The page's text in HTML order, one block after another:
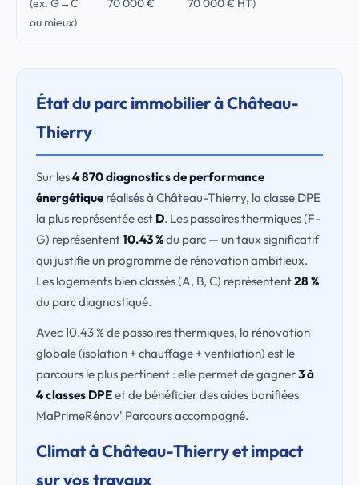
(ex. G→C
ou mieux)
70 000 € 70 000 € HT)
État du parc immobilier à Château-
Thierry
Sur les4 870 diagnostics de performance
énergétique réalisés à Château-Thierry, la classe DPE
la plus représentée est D. Les passoires thermiques (F-
G) représentent10.43 %du parc — un taux significatif
qui justifie un programme de rénovation ambitieux.
Les logements bien classés (A, B, C) représentent28 %
du parc diagnostiqué.
Avec 10.43 % de passoires thermiques, la rénovation
globale (isolation + chauffage + ventilation) est le
parcours le plus pertinent : elle permet de gagner3 à
4 classes DPEet de bénéficier des aides bonifiées
MaPrimeRénov' Parcours accompagné.
Climat à Château-Thierry et impact
sur vos travaux